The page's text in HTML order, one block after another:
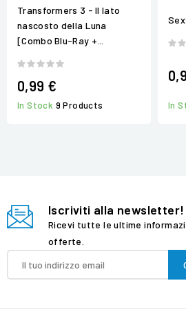
Transformers 3 - Il lato
nascosto della Luna
[Combo Blu-Ray +...
0,99 €
In Stock 9 Products In
Iscriviti alla newsletter!
Ricevi tutte le ultime
offerte.